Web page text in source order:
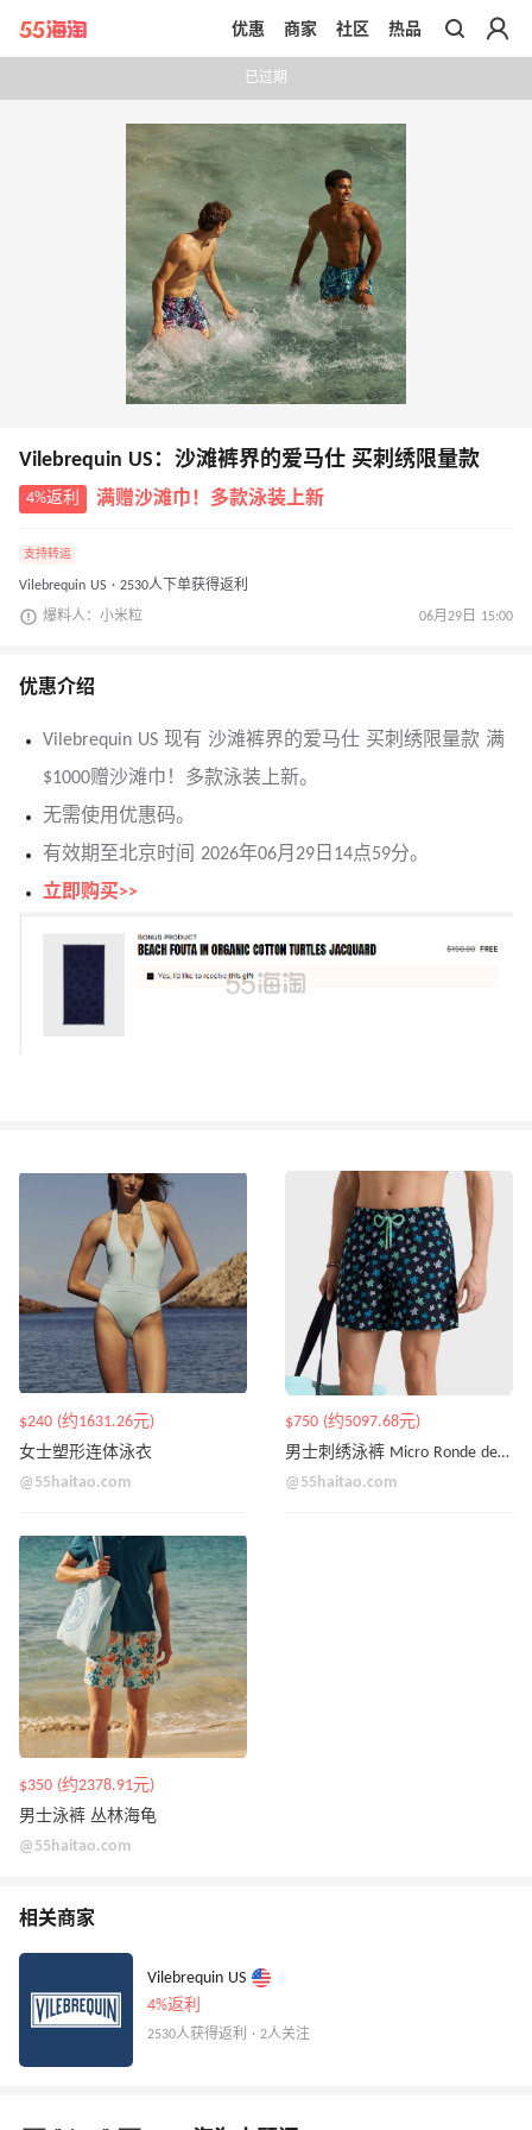
带你去官网买正品
优惠 商家 社区 热品
已过期
Vilebrequin US：沙滩裤界的爱马仕 买刺绣限量款
4%返利 满赠沙滩巾！多款泳装上新
支持转运
Vilebrequin US · 2530人下单获得返利
爆料人：小米粒 06月29日 15:00
优惠介绍
Vilebrequin US 现有 沙滩裤界的爱马仕 买刺绣限量款 满
$1000赠沙滩巾！多款泳装上新。
无需使用优惠码。
有效期至北京时间 2026年06月29日14点59分。
立即购买>>
$240 (约1631.26元)
女士塑形连体泳衣
@55haitao.com
$750 (约5097.68元)
男士刺绣泳裤 Micro Ronde des Tortues - 限量版
@55haitao.com
$350 (约2378.91元)
男士泳裤 丛林海龟
@55haitao.com
相关商家
Vilebrequin US
4%返利
2530人获得返利 · 2人关注